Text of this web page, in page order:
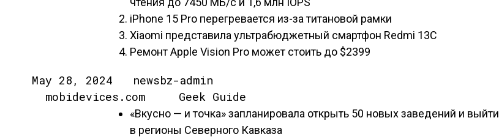
iPhone 15 Pro перегревается из-за титановой рамки
Xiaomi представила ультрабюджетный смартфон Redmi 13C
Ремонт Apple Vision Pro может стоить до $2399
May 28, 2024 newsbz-admin
mobidevices.com Geek Guide
«Вкусно — и точка» запланировала открыть 50 новых заведений и выйти
в регионы Северного Кавказа